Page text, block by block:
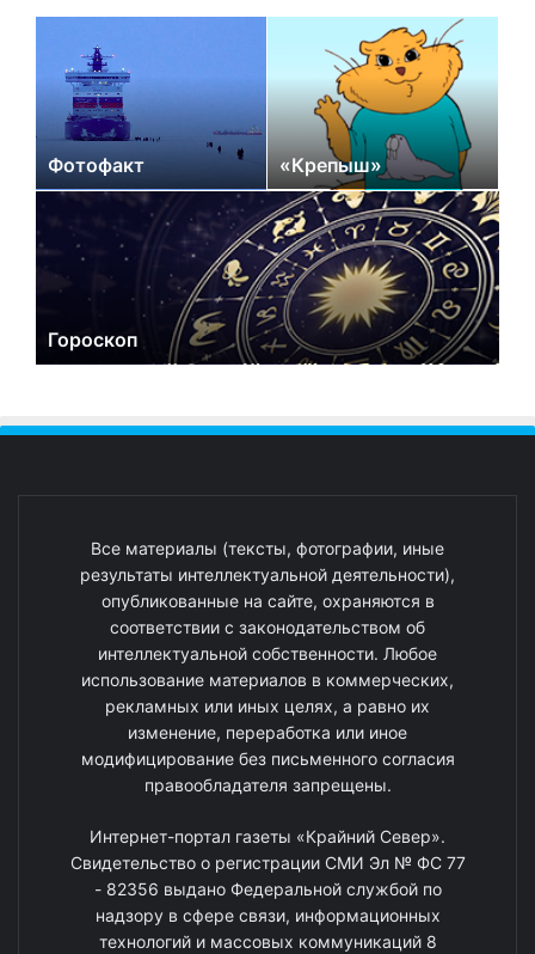
Фотофакт «Крепыш»
Гороскоп
Все материалы (тексты, фотографии, иные
результаты интеллектуальной деятельности),
опубликованные на сайте, охраняются в
соответствии с законодательством об
интеллектуальной собственности. Любое
использование материалов в коммерческих,
рекламных или иных целях, а равно их
изменение, переработка или иное
модифицирование без письменного согласия
правообладателя запрещены.
Интернет-портал газеты «Крайний Север».
Свидетельство о регистрации СМИ Эл № ФС 77
- 82356 выдано Федеральной службой по
надзору в сфере связи, информационных
технологий и массовых коммуникаций 8